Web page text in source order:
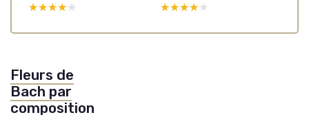
★★★★★
★★★★★ ★★★★★
★★★★★
Fleurs de
Bach par
composition